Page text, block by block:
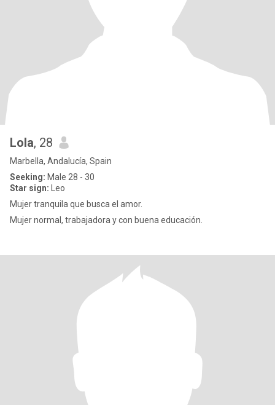
Lola, 28
Marbella, Andalucía, Spain
Seeking: Male 28 - 30
Star sign: Leo
Mujer tranquila que busca el amor.
Mujer normal, trabajadora y con buena educación.